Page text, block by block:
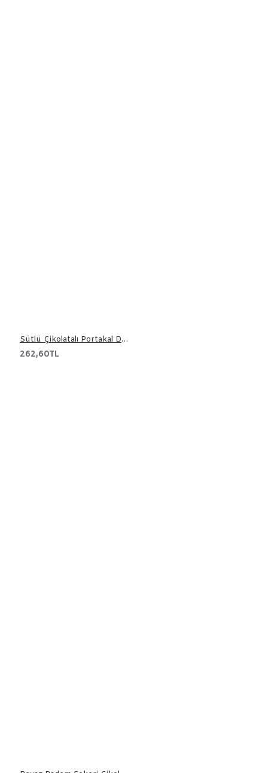
Sütlü Çikolatalı Portakal Draje 500 gr
262,60TL